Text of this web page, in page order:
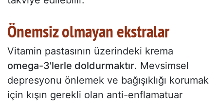
Önemsiz olmayan ekstralar
Vitamin pastasının üzerindeki krema
omega-3'lerle doldurmaktır. Mevsimsel
depresyonu önlemek ve bağışıklığı korumak
için kışın gerekli olan anti-enflamatuar